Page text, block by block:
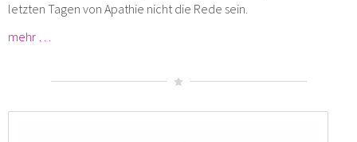
letzten Tagen von Apathie nicht die Rede sein.
mehr …